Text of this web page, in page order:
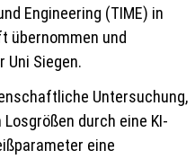
Engineering (TIME) in
übernommen und
Uni Siegen.
Untersuchung,
durch eine KI-
eine